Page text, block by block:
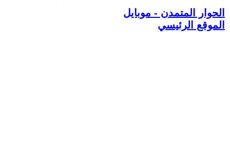
الحوار المتمدن - موبايل
الموقع الرئيسي